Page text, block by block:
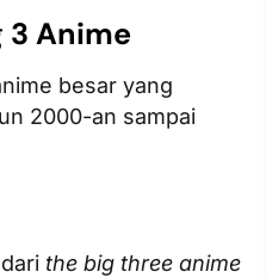
3 Anime
besar yang
2000-an sampai
the big three anime